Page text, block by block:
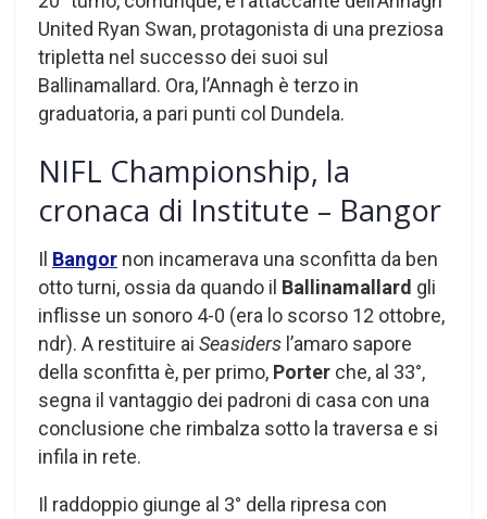
United Ryan Swan, protagonista di una preziosa
tripletta nel successo dei suoi sul
Ballinamallard. Ora, l’Annagh è terzo in
graduatoria, a pari punti col Dundela.
NIFL Championship, la
cronaca di Institute – Bangor
Il Bangor non incamerava una sconfitta da ben
otto turni, ossia da quando il Ballinamallard gli
inflisse un sonoro 4-0 (era lo scorso 12 ottobre,
ndr). A restituire ai Seasiders l’amaro sapore
della sconfitta è, per primo, Porter che, al 33°,
segna il vantaggio dei padroni di casa con una
conclusione che rimbalza sotto la traversa e si
infila in rete.
Il raddoppio giunge al 3° della ripresa con